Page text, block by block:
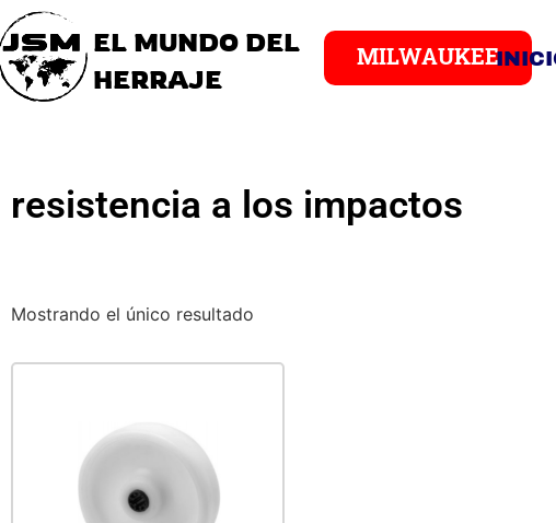
EL MUNDO DEL
HERRAJE
MILWAUKEE
resistencia a los impactos
Mostrando el único resultado